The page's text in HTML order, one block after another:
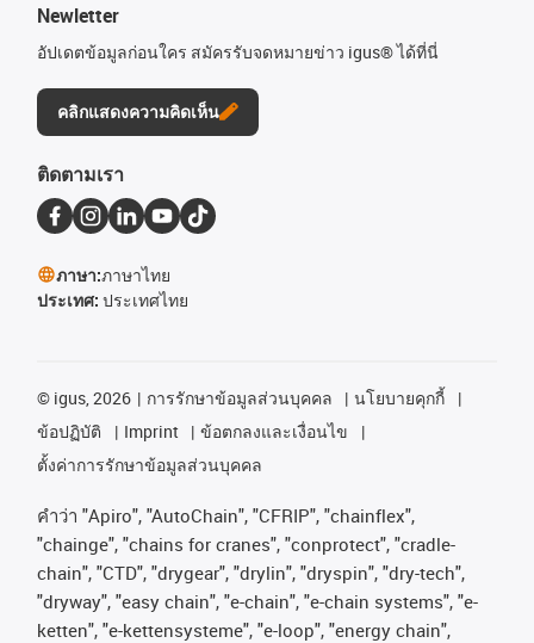
Newletter
อัปเดตข้อมูลก่อนใคร สมัครรับจดหมายข่าว igus® ได้ที่นี่
คลิกแสดงความคิดเห็น
ติดตามเรา
ภาษา:ภาษาไทย
ประเทศ: ประเทศไทย
© igus, 2026 การรักษาข้อมูลส่วนบุคคล
นโยบายคุกกี้
ข้อปฏิบัติ
Imprint
ข้อตกลงและเงื่อนไข
ตั้งค่าการรักษาข้อมูลส่วนบุคคล
คําว่า "Apiro", "AutoChain", "CFRIP", "chainflex",
"chainge", "chains for cranes", "conprotect", "cradle-
chain", "CTD", "drygear", "drylin", "dryspin", "dry-tech",
"dryway", "easy chain", "e-chain", "e-chain systems", "e-
ketten", "e-kettensysteme", "e-loop", "energy chain",